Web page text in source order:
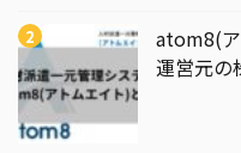
atom8(
運営元の